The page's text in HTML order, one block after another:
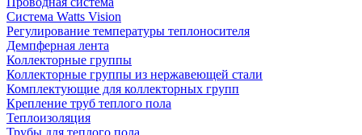
Система Watts Vision
Регулирование температуры теплоносителя
Демпферная лента
Коллекторные группы
Коллекторные группы из нержавеющей стали
Комплектующие для коллекторных групп
Крепление труб теплого пола
Теплоизоляция
Трубы для теплого пола